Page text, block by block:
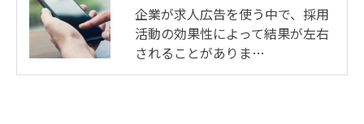
企業が求人広告を使う中で、採用
活動の効果性によって結果が左右
されることがありま…